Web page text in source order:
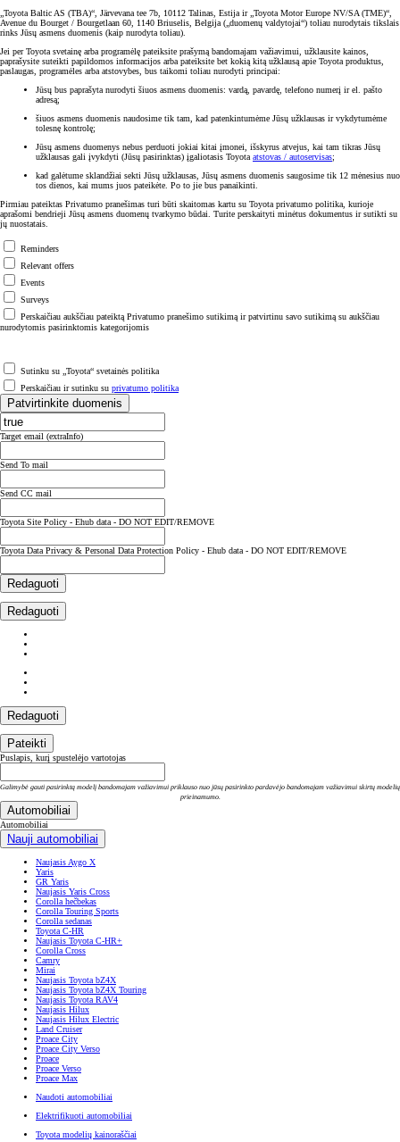
„Toyota Baltic AS (TBA)“, Järvevana tee 7b, 10112 Talinas, Estija ir „Toyota Motor Europe NV/SA (TME)“,
Avenue du Bourget / Bourgetlaan 60, 1140 Briuselis, Belgija („duomenų valdytojai“) toliau nurodytais tikslais
rinks Jūsų asmens duomenis (kaip nurodyta toliau).
Jei per Toyota svetainę arba programėlę pateiksite prašymą bandomajam važiavimui, užklausite kainos,
paprašysite suteikti papildomos informacijos arba pateiksite bet kokią kitą užklausą apie Toyota produktus,
paslaugas, programėles arba atstovybes, bus taikomi toliau nurodyti principai:
Jūsų bus paprašyta nurodyti šiuos asmens duomenis: vardą, pavardę, telefono numerį ir el. pašto
adresą;
šiuos asmens duomenis naudosime tik tam, kad patenkintumėme Jūsų užklausas ir vykdytumėme
tolesnę kontrolę;
Jūsų asmens duomenys nebus perduoti jokiai kitai įmonei, išskyrus atvejus, kai tam tikras Jūsų
užklausas gali įvykdyti (Jūsų pasirinktas) įgaliotasis Toyota atstovas / autoservisas;
kad galėtume sklandžiai sekti Jūsų užklausas, Jūsų asmens duomenis saugosime tik 12 mėnesius nuo
tos dienos, kai mums juos pateikėte. Po to jie bus panaikinti.
Pirmiau pateiktas Privatumo pranešimas turi būti skaitomas kartu su Toyota privatumo politika, kurioje
aprašomi bendrieji Jūsų asmens duomenų tvarkymo būdai. Turite perskaityti minėtus dokumentus ir sutikti su
jų nuostatais.
Reminders
Relevant offers
Events
Surveys
Perskaičiau aukščiau pateiktą Privatumo pranešimo sutikimą ir patvirtinu savo sutikimą su aukščiau
nurodytomis pasirinktomis kategorijomis
Sutinku su „Toyota“ svetainės politika
Perskaičiau ir sutinku su privatumo politika
Patvirtinkite duomenis
Target email (extraInfo)
Send To mail
Send CC mail
Toyota Site Policy - Ehub data - DO NOT EDIT/REMOVE
Toyota Data Privacy & Personal Data Protection Policy - Ehub data - DO NOT EDIT/REMOVE
Redaguoti
Redaguoti
Redaguoti
Pateikti
Puslapis, kurį spustelėjo vartotojas
Galimybė gauti pasirinktą modelį bandomajam važiavimui priklauso nuo jūsų pasirinkto pardavėjo bandomajam važiavimui skirtų modelių
prieinamumo.
Automobiliai
Automobiliai
Nauji automobiliai
Naujasis Aygo X
Yaris
GR Yaris
Naujasis Yaris Cross
Corolla hečbekas
Corolla Touring Sports
Corolla sedanas
Toyota C-HR
Naujasis Toyota C-HR+
Corolla Cross
Camry
Mirai
Naujasis Toyota bZ4X
Naujasis Toyota bZ4X Touring
Naujasis Toyota RAV4
Naujasis Hilux
Naujasis Hilux Electric
Land Cruiser
Proace City
Proace City Verso
Proace
Proace Verso
Proace Max
Naudoti automobiliai
Elektrifikuoti automobiliai
Toyota modelių kainoraščiai